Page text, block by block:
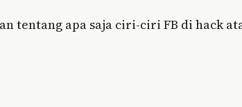
tentang apa saja ciri-ciri FB di hack